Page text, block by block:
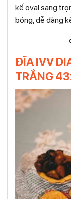
kế oval sang
bóng, dễ dàng
ĐĨA IVV
TRẮNG